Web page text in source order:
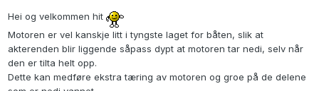
Hei og velkommen hit
Motoren er vel kanskje litt i tyngste laget for båten, slik at
akterenden blir liggende såpass dypt at motoren tar nedi, selv når
den er tilta helt opp.
Dette kan medføre ekstra tæring av motoren og groe på de delene